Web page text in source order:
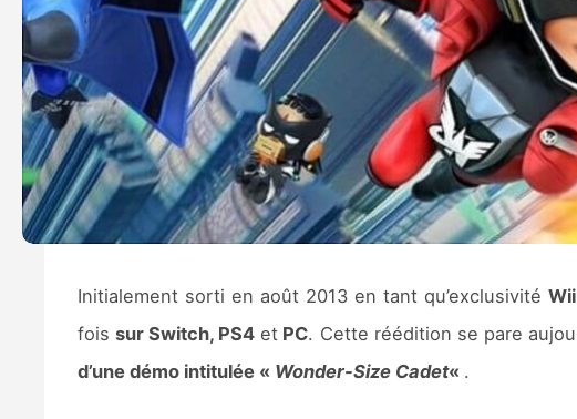
Initialement sorti en août 2013 en tant qu’exclusivité
fois sur Switch, PS4 et PC. Cette réédition se pare
d’une démo intitulée « Wonder-Size Cadet« .